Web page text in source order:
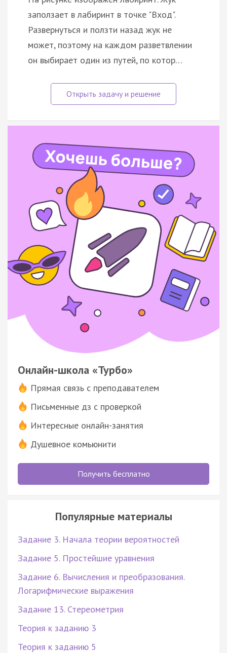
заползает в лабиринт в точке "Вход".
Развернуться и ползти назад жук не
может, поэтому на каждом разветвлении
он выбирает один из путей, по котор…
Онлайн-школа «Турбо»
Прямая связь с преподавателем
Письменные дз с проверкой
Интересные онлайн-занятия
Душевное комьюнити
Получить бесплатно
Популярные материалы
Задание 3. Начала теории вероятностей
Задание 5. Простейшие уравнения
Задание 6. Вычисления и преобразования.
Логарифмические выражения
Задание 13. Стереометрия
Теория к заданию 3
Теория к заданию 5